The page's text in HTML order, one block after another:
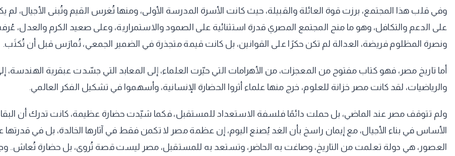
وفي قلب هذا المجتمع، برزت قوة العائلة والقبيلة، حيث كانت الأسرة المدرسة الأولى، ومنها تُغرس القيم وتُبنى الأجيال،
على الدعم والتكافل، وهو ما منح المجتمع المصري قدرة استثنائية على الصمود والاستمرارية، وعلى صعيد الكرم والعدل،
ونصرة المظلوم فريضة، العدالة لم تكن حكرًا على القوانين، بل كانت قيمة متجذرة في الضمير الجمعي، تُمارَس قبل أن تُكتَب.
أما تاريخ مصر، فهو كتاب مفتوح من المعجزات، من الأهرامات التي حيّرت العلماء، إلى المعابد التي جسّدت عبقرية
والرياضيات، لقد كانت مصر خزانة للعلوم، خرج منها علماء أثروا الحضارة الإنسانية، وأسهموا في تشكيل الفكر العالمي.
ولم تتوقف مصر عند الماضي، بل حملت دائمًا فلسفة الاستعداد للمستقبل، فكما شيّدت حضارة عظيمة، كانت تدرك أن البقاء
الأساس في بناء الأجيال، مع إيمان راسخ بأن الغد يُصنع اليوم، إن عظمة مصر لا تكمن فقط في آثارها الخالدة، بل في قدرتها
العصور، هي دولة تعلمت من التاريخ، وصاغت به الحاضر، وتستعد به للمستقبل، مصر ليست قصة تُروى، بل حضارة تُعاش..